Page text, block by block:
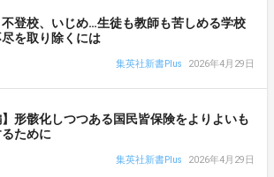
登校、いじめ…生徒も教師も苦しめる学校
を取り除くには
集英社新書Plus 2026年4月29日
】形骸化しつつある国民皆保険をよりよいも
ために
集英社新書Plus 2026年4月29日